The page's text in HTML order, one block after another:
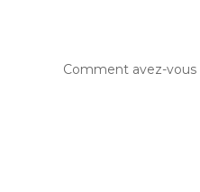
Comment avez-